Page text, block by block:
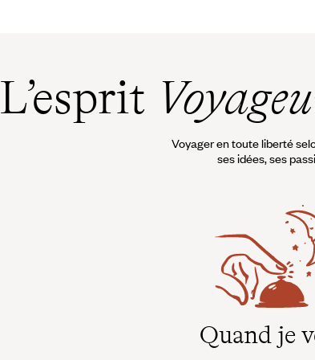
L’esprit
Voyager en toute liberté
ses idées, ses
Quand je